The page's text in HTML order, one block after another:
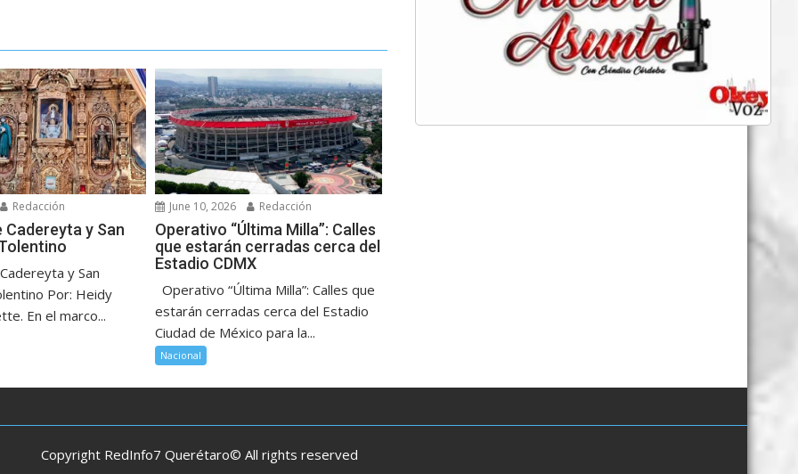
Redacción
Cadereyta y San
y San
Por: Heidy
En el marco...
June 10, 2026 Redacción
Operativo “Última Milla”: Calles
que estarán cerradas cerca del
Estadio CDMX
Operativo “Última Milla”: Calles que
estarán cerradas cerca del Estadio
Ciudad de México para la...
Nacional
Copyright RedInfo7 Querétaro© All rights reserved